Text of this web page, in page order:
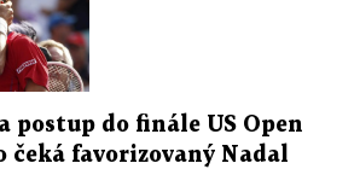
postup do finále US Open
čeká favorizovaný Nadal